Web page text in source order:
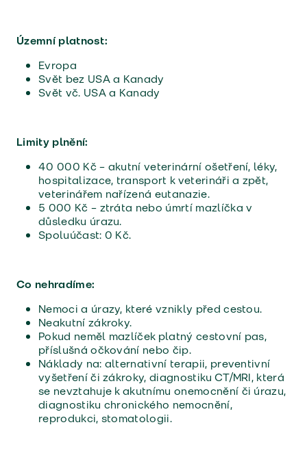
Územní platnost:
Evropa
Svět bez USA a Kanady
Svět vč. USA a Kanady
Limity plnění:
40 000 Kč – akutní veterinární ošetření, léky,
hospitalizace, transport k veterináři a zpět,
veterinářem nařízená eutanazie.
5 000 Kč – ztráta nebo úmrtí mazlíčka v
důsledku úrazu.
Spoluúčast: 0 Kč.
Co nehradíme:
Nemoci a úrazy, které vznikly před cestou.
Neakutní zákroky.
Pokud neměl mazlíček platný cestovní pas,
příslušná očkování nebo čip.
Náklady na: alternativní terapii, preventivní
vyšetření či zákroky, diagnostiku CT/MRI, která
se nevztahuje k akutnímu onemocnění či úrazu,
diagnostiku chronického nemocnění,
reprodukci, stomatologii.